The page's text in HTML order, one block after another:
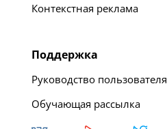
Контекстная реклама
Поддержка
Руководство пользователя
Обучающая рассылка